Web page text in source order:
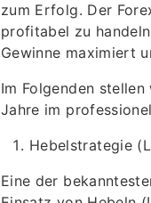
zum Erfolg. Der
profitabel zu
Gewinne maximiert
Im Folgenden
Jahre im
Hebelstrategie
Eine der